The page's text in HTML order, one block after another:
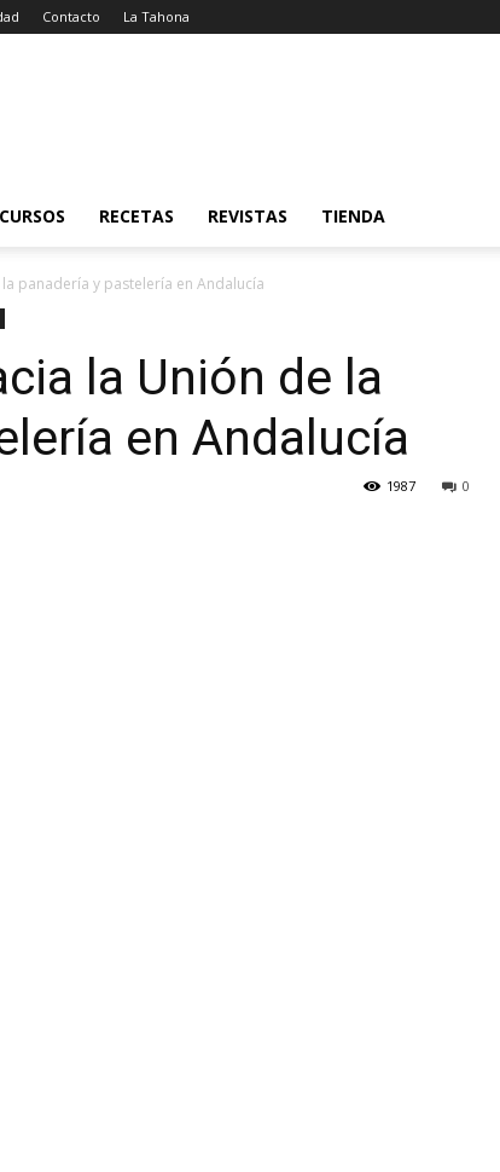
Contacto La Tahona
CURSOS RECETAS REVISTAS TIENDA
panadería y pastelería en Andalucía
la Unión de la
en Andalucía
0
1987